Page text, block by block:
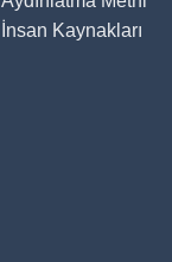
İnsan Kaynakları